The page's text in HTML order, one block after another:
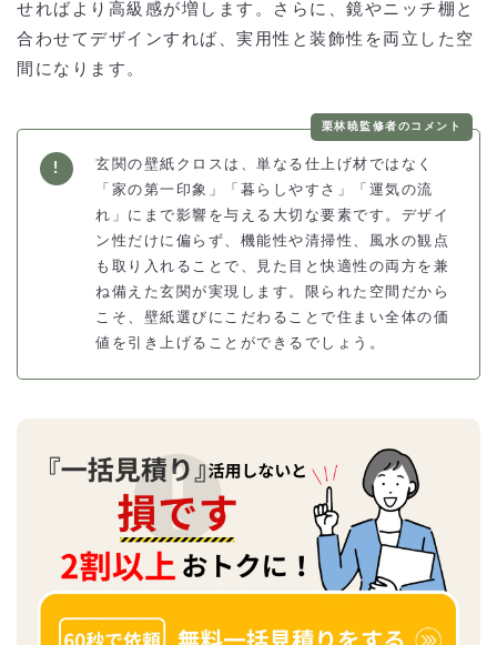
せればより高級感が増します。さらに、鏡やニッチ棚と
合わせてデザインすれば、実用性と装飾性を両立した空
間になります。
栗林暁監修者のコメント
玄関の壁紙クロスは、単なる仕上げ材ではなく
「家の第一印象」「暮らしやすさ」「運気の流
れ」にまで影響を与える大切な要素です。デザイ
ン性だけに偏らず、機能性や清掃性、風水の観点
も取り入れることで、見た目と快適性の両方を兼
ね備えた玄関が実現します。限られた空間だから
こそ、壁紙選びにこだわることで住まい全体の価
値を引き上げることができるでしょう。